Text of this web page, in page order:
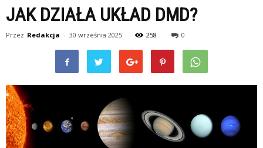
JAK DZIAŁA UKŁAD DMD?
Przez Redakcja - 30 września 2025 258 0